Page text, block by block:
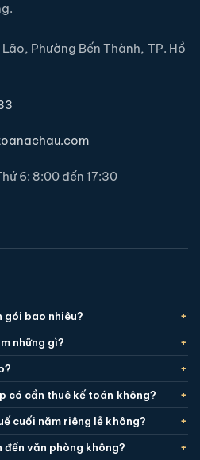
Phường Bến Thành, TP. Hồ
6: 8:00 đến 17:30
gói bao nhiêu?
những gì?
có cần thuê kế toán không?
cuối năm riêng lẻ không?
đến văn phòng không?